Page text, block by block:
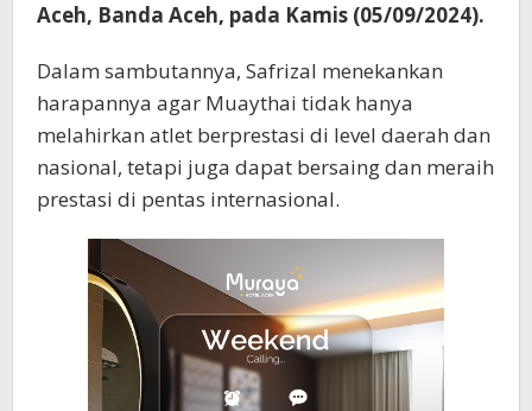
Aceh, Banda Aceh, pada Kamis (05/09/2024).
Dalam sambutannya, Safrizal menekankan
harapannya agar Muaythai tidak hanya
melahirkan atlet berprestasi di level daerah dan
nasional, tetapi juga dapat bersaing dan meraih
prestasi di pentas internasional.